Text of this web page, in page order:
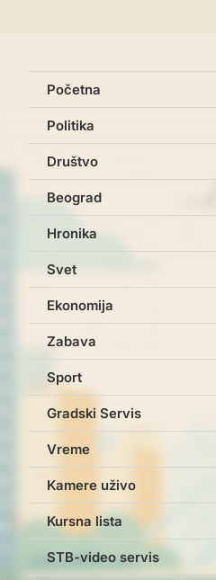
Početna
Politika
Društvo
Beograd
Hronika
Svet
Ekonomija
Zabava
Sport
Gradski Servis
Vreme
Kamere uživo
Kursna lista
STB-video servis